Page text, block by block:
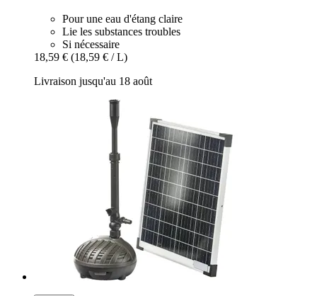
Pour une eau d'étang claire
Lie les substances troubles
Si nécessaire
18,59 € (18,59 € / L)
Livraison jusqu'au 18 août